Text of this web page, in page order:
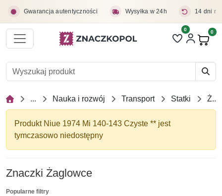
Gwarancja autentyczności Wysyłka w 24h 14 dni
Liczba pozycji
0 0
... Nauka i rozwój Transport Statki Żaglowce
Produkt Niue 1974 Mi 140-143 Czyste ** jest
tymczasowo niedostępny
Znaczki Żaglowce
Popularne filtry